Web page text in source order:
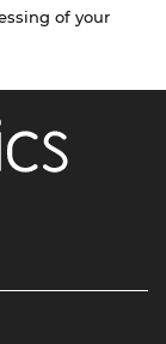
of your